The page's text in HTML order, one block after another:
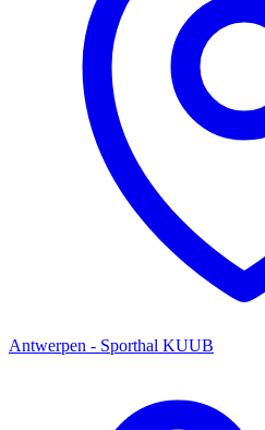
Antwerpen - Sporthal KUUB